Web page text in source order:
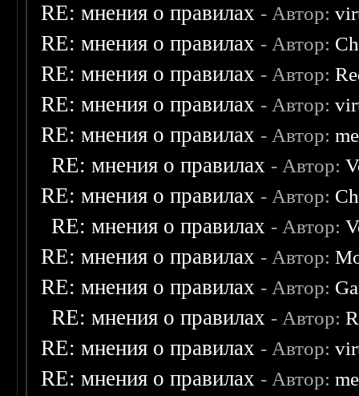
RE: мнения о правилах - Автор:
RE: мнения о правилах - Автор:
RE: мнения о правилах - Автор:
RE: мнения о правилах - Автор:
RE: мнения о правилах - Автор:
RE: мнения о правилах - Автор:
RE: мнения о правилах - Автор:
RE: мнения о правилах - Автор:
RE: мнения о правилах - Автор:
RE: мнения о правилах - Автор:
RE: мнения о правилах - Автор:
RE: мнения о правилах - Автор:
RE: мнения о правилах - Автор: